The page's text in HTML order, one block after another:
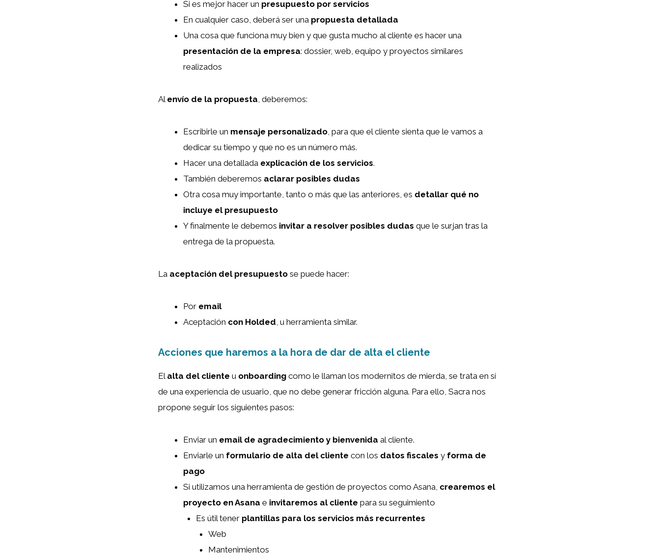
Si es mejor hacer un presupuesto por servicios
En cualquier caso, deberá ser una propuesta detallada
Una cosa que funciona muy bien y que gusta mucho al cliente es hacer una
presentación de la empresa: dossier, web, equipo y proyectos similares
realizados
Al envío de la propuesta, deberemos:
Escribirle un mensaje personalizado, para que el cliente sienta que le vamos a
dedicar su tiempo y que no es un número más.
Hacer una detallada explicación de los servicios.
También deberemos aclarar posibles dudas
Otra cosa muy importante, tanto o más que las anteriores, es detallar qué no
incluye el presupuesto
Y finalmente le debemos invitar a resolver posibles dudas que le surjan tras la
entrega de la propuesta.
La aceptación del presupuesto se puede hacer:
Por email
Aceptación con Holded, u herramienta similar.
Acciones que haremos a la hora de dar de alta el cliente
El alta del cliente u onboarding como le llaman los modernitos de mierda, se trata en sí
de una experiencia de usuario, que no debe generar fricción alguna. Para ello, Sacra nos
propone seguir los siguientes pasos:
Enviar un email de agradecimiento y bienvenida al cliente.
Enviarle un formulario de alta del cliente con los datos fiscales y forma de
pago
Si utilizamos una herramienta de gestión de proyectos como Asana, crearemos el
proyecto en Asana e invitaremos al cliente para su seguimiento
Es útil tener plantillas para los servicios más recurrentes
Web
Mantenimientos